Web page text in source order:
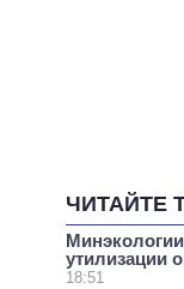
ЧИТАЙТЕ
утилизации
18:51